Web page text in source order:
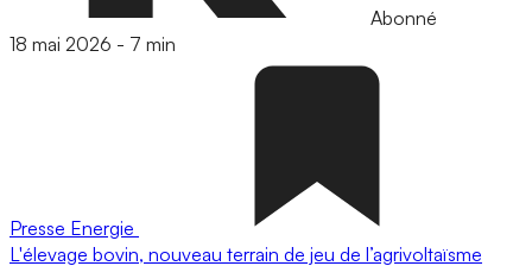
Abonné
18 mai 2026 - 7 min
Presse Energie
L'élevage bovin, nouveau terrain de jeu de l’agrivoltaïsme